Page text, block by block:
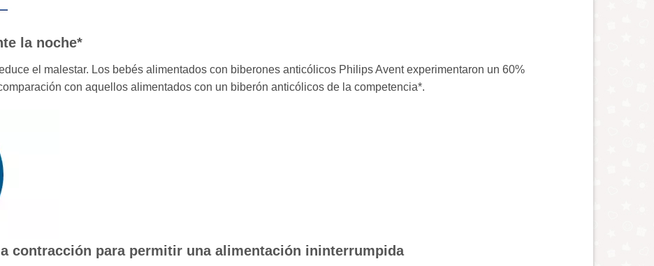
la noche*
el malestar. Los bebés alimentados con biberones anticólicos Philips Avent experimentaron un 60%
con aquellos alimentados con un biberón anticólicos de la competencia*.
contracción para permitir una alimentación ininterrumpida